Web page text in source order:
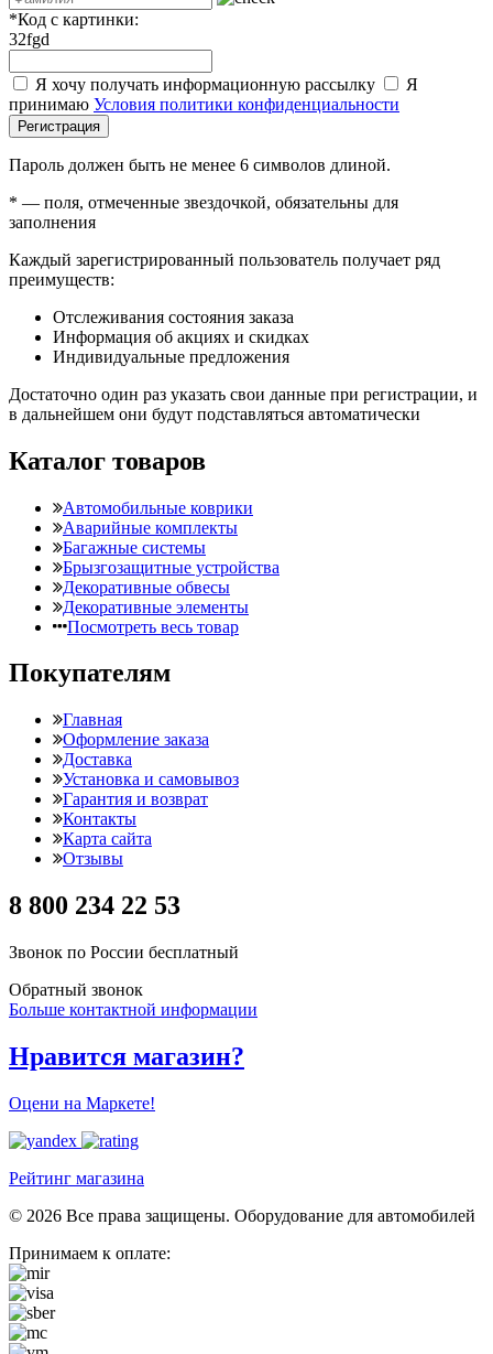
*Код с картинки:
32fgd
Я хочу получать информационную рассылку
Я
принимаю Условия политики конфиденциальности
Регистрация
Пароль должен быть не менее 6 символов длиной.
* — поля, отмеченные звездочкой, обязательны для
заполнения
Каждый зарегистрированный пользователь получает ряд
преимуществ:
Отслеживания состояния заказа
Информация об акциях и скидках
Индивидуальные предложения
Достаточно один раз указать свои данные при регистрации, и
в дальнейшем они будут подставляться автоматически
Каталог товаров
Автомобильные коврики
Аварийные комплекты
Багажные системы
Брызгозащитные устройства
Декоративные обвесы
Декоративные элементы
Посмотреть весь товар
Покупателям
Главная
Оформление заказа
Доставка
Установка и самовывоз
Гарантия и возврат
Контакты
Карта сайта
Отзывы
8 800 234 22 53
Звонок по России бесплатный
Обратный звонок
Больше контактной информации
Нравится магазин?
Оцени на Маркете!
Рейтинг магазина
© 2026 Все права защищены. Оборудование для автомобилей
Принимаем к оплате: